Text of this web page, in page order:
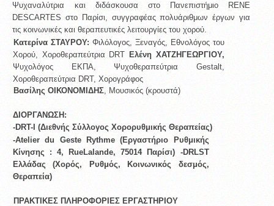
Ψυχαναλύτρια και διδάσκουσα στο Πανεπιστήμιο RENE
DESCARTES στο Παρίσι, συγγραφέας πολυάριθμων έργων για
τις κοινωνικές και θεραπευτικές λειτουργίες του χορού.
Κατερίνα ΣΤΑΥΡΟΥ: Φιλόλογος, Ξεναγός, Εθνολόγος του
Χορού, Χοροθεραπεύτρια DRT
Ψυχολόγος ΕΚΠΑ, Ψυχοθεραπεύτρια Gestalt,
Χοροθεραπεύτρια DRT, Χορογράφος
Βασίλης ΟΙΚΟΝΟΜΙΔΗΣ, Μουσικός (κρουστά)
ΔΙΟΡΓΑΝΩΣΗ:
-DRT-I (Διεθνής Σύλλογος Χορορυθμικής Θεραπείας)
-Αtelier du Geste Rythme (Εργαστήριο Ρυθμικής
Κίνησης : 4, RueLalande, 75014 Παρίσι) -DRLST
Ελλάδας (Χορός, Ρυθμός, Κοινωνικός δεσμός,
Θεραπεία)
ΠΡΑΚΤΙΚΕΣ ΠΛΗΡΟΦΟΡΙΕΣ ΕΡΓΑΣΤΗΡΙΟΥ